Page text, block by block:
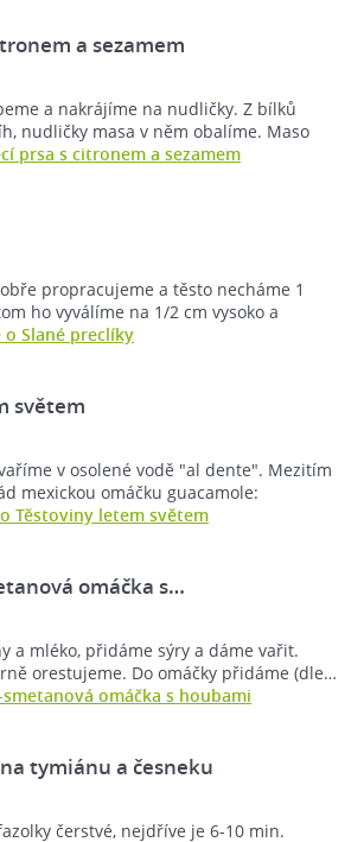
a sezamem
a nakrájíme na nudličky. Z bílků
nudličky masa v něm obalíme. Maso
prsa s citronem a sezamem
propracujeme a těsto necháme 1
ho vyválíme na 1/2 cm vysoko a
o Slané preclíky
světem
v osolené vodě "al dente". Mezitím
mexickou omáčku guacamole:
Těstoviny letem světem
omáčka s…
a mléko, přidáme sýry a dáme vařit.
orestujeme. Do omáčky přidáme (dle…
omáčka s houbami
tymiánu a česneku
čerstvé, nejdříve je 6-10 min.